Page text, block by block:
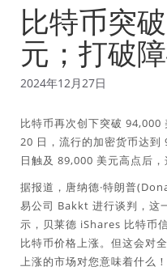
比特币突
元；打破
2024年12月27日
比特币再次创下突破 94,000
20 日，流行的加密货币达
日触及 89,000 美元高点后，
据报道，唐纳德·特朗普
易公司 Bakkt 进行谈判，这
示，贝莱德 iShares 比特币
比特币价格上涨。但这会对
上涨的市场对您意味着什么！